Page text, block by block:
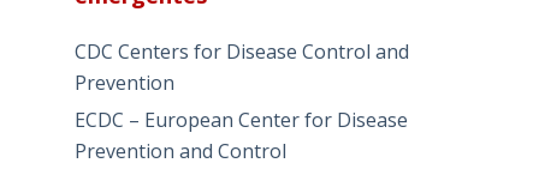
CDC Centers for Disease Control and
Prevention
ECDC – European Center for Disease
Prevention and Control